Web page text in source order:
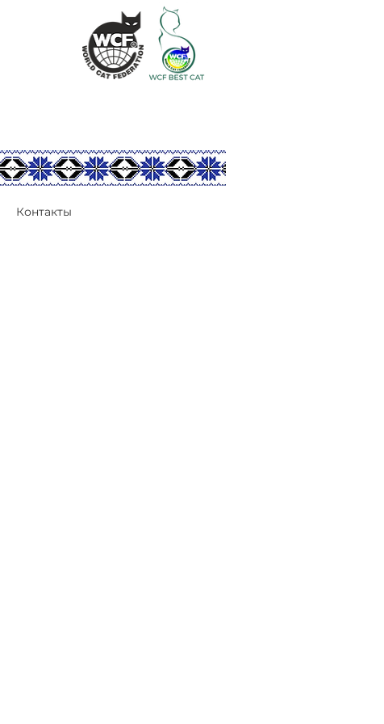
Контакты